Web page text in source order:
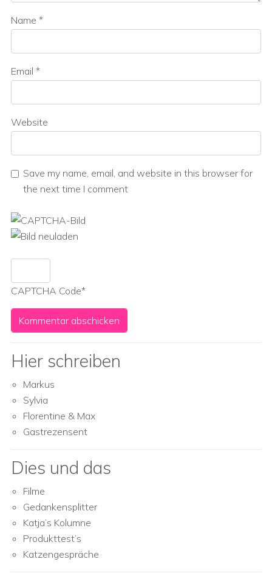
Name *
Email *
Website
Save my name, email, and website in this browser for
the next time I comment
CAPTCHA Code*
Hier schreiben
Markus
Sylvia
Florentine & Max
Gastrezensent
Dies und das
Filme
Gedankensplitter
Katja’s Kolumne
Produkttest’s
Katzengespräche